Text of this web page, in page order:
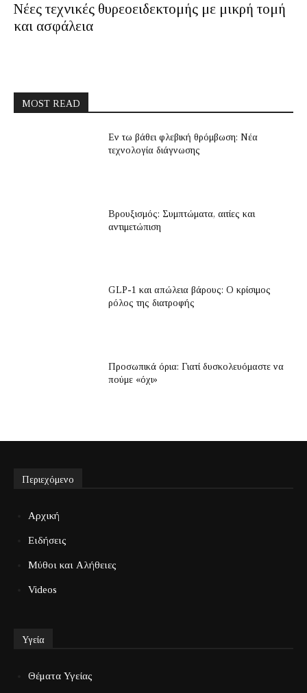
Νέες τεχνικές θυρεοειδεκτομής με μικρή τομή
και ασφάλεια
MOST READ
Εν τω βάθει φλεβική θρόμβωση: Νέα
τεχνολογία διάγνωσης
Βρουξισμός: Συμπτώματα, αιτίες και
αντιμετώπιση
GLP-1 και απώλεια βάρους: Ο κρίσιμος
ρόλος της διατροφής
Προσωπικά όρια: Γιατί δυσκολευόμαστε να
πούμε «όχι»
Περιεχόμενο
Αρχική
Ειδήσεις
Μύθοι και Αλήθειες
Videos
Υγεία
Θέματα Υγείας